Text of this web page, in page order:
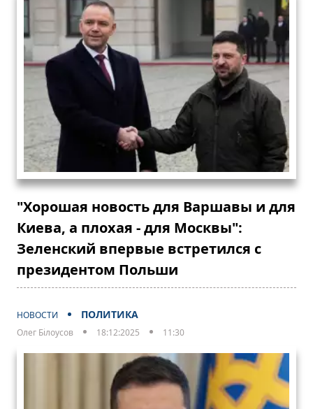
"Хорошая новость для Варшавы и для
Киева, а плохая - для Москвы":
Зеленский впервые встретился с
президентом Польши
НОВОСТИ ПОЛИТИКА
Олег Білоусов 18:12:2025 11:30